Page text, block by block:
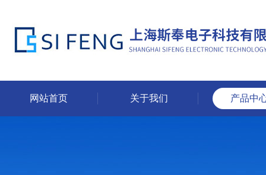
网站首页 关于我们 产品中